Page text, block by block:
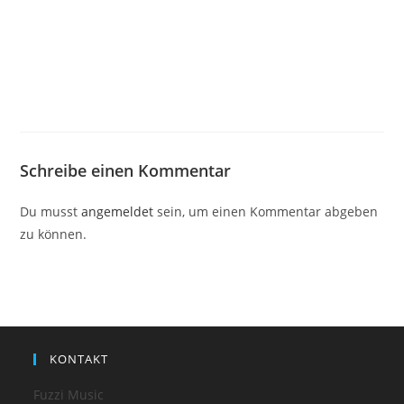
Schreibe einen Kommentar
Du musstangemeldet sein, um einen Kommentar abgeben
zu können.
KONTAKT
Fuzzi Music